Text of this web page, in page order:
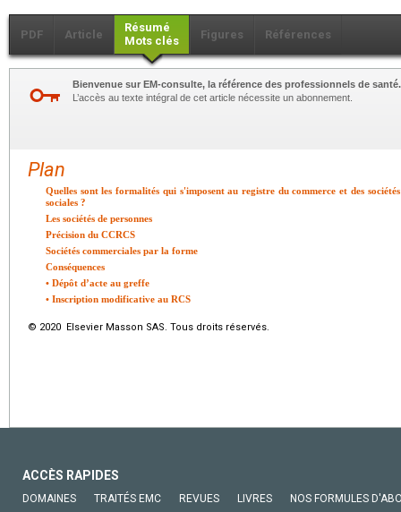
PDF Article
Résumé
Mots clés
Figures Références
Bienvenue sur EM-consulte, la référence des professionnels de santé.
L’accès au texte intégral de cet article nécessite un abonnement.
Plan
Quelles sont les formalités qui s'imposent au registre du commerce et des
sociales ?
Les sociétés de personnes
Précision du CCRCS
Sociétés commerciales par la forme
Conséquences
• Dépôt d’acte au greffe
• Inscription modificative au RCS
© 2020 Elsevier Masson SAS. Tous droits réservés.
ACCÈS RAPIDES
DOMAINES TRAITÉS EMC REVUES LIVRES NOS FORMULES